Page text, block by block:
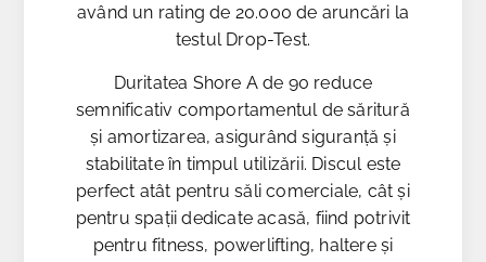
având un rating de 20.000 de aruncări la
testul Drop-Test.
Duritatea Shore A de 90 reduce
semnificativ comportamentul de săritură
și amortizarea, asigurând siguranță și
stabilitate în timpul utilizării. Discul este
perfect atât pentru săli comerciale, cât și
pentru spații dedicate acasă, fiind potrivit
pentru fitness, powerlifting, haltere și